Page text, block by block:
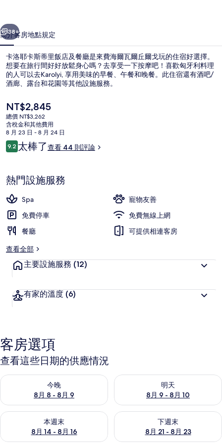
飯
店
及
餐
的
相
片
個 下一個
38+
簡介客房地點規定
卡洛耶卡斯蒂里飯店及餐廳是來費海爾瓦爾丘爾戈玩的住宿好選擇。
想要在旅行間好好放鬆身心嗎？去享受一下按摩吧！喜歡匈牙利料理
的人可以去Karolyi, 享用美味的早餐、午餐和晚餐。此住宿還有酒吧/
酒廊、露台和花園等其他設施服務。
目
前
的
價
格
是
NT$2,845
總價 NT$3,262
含稅金和其他費用
8 月 23 日 - 8 月 24 日
評
論
9.29.2 分，滿分 10 分，
太棒了查看 44 則評論
熱門設施服務
Spa
寵物友善
免費停車
免費無線上網
餐廳
可提供相連客房
查看全部
主要設施服務 (12)
有家的溫度 (6)
客房選項
查看這些日期的供應情況
今晚
8月 8 - 8月 9
查看今晚 (8月 8 - 8月 9) 的供應情況
明天
8月 9 - 8月 10
查看明天 (8月 9 - 8月 10) 的供
本週末
8月 14 - 8月 16
查看本週末 (8月 14 - 8月 16) 的供應情況
下週末
8月 21 - 8月 23
查看下週末 (8月 21 - 8月 23)